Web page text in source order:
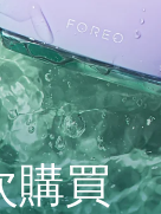
購買